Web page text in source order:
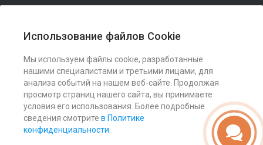
Использование файлов Cookie
Мы используем файлы cookie, разработанные
нашими специалистами и третьими лицами, для
анализа событий на нашем веб-сайте. Продолжая
просмотр страниц нашего сайта, вы принимаете
условия его использования. Более подробные
сведения смотрите в Политике
конфиденциальности
Услуги
Помощь